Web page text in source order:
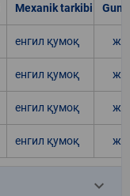
Mexanik tarkibi
енгил қумоқ
енгил қумоқ
енгил қумоқ
енгил қумоқ
keyboard_arrow_down